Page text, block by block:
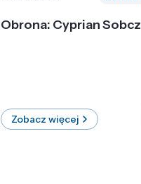
Obrona: Cyprian
Zobacz więcej